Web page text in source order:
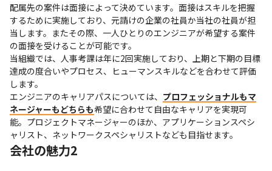
配属先の案件は面接によって決めています。面接はスキルを把握
するために実施しており、元請けの企業の社員か当社の社員が担
当します。またその際、一人ひとりのエンジニアが希望する案件
の面接を受けることが可能です。
当組織では、人事考課は年に2回実施しており、上期と下期の目標
達成の度合いやプロセス、ヒューマンスキルなどを合わせて評価
します。
エンジニアのキャリアパスについては、 プロフェッショナルもマ
ネージャーもどちらも希望に合わせて自由なキャリアを実現可
能。プロジェクトマネージャーのほか、アプリケーションスペシ
ャリスト、ネットワークスペシャリストなども目指せます。
会社の魅力2